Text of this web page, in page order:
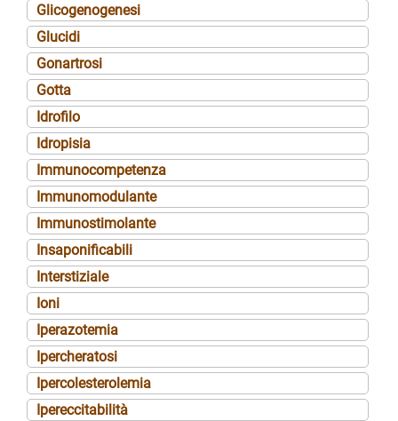
Glicogenogenesi
Glucidi
Gonartrosi
Gotta
Idrofilo
Idropisia
Immunocompetenza
Immunomodulante
Immunostimolante
Insaponificabili
Interstiziale
Ioni
Iperazotemia
Ipercheratosi
Ipercolesterolemia
Ipereccitabilità